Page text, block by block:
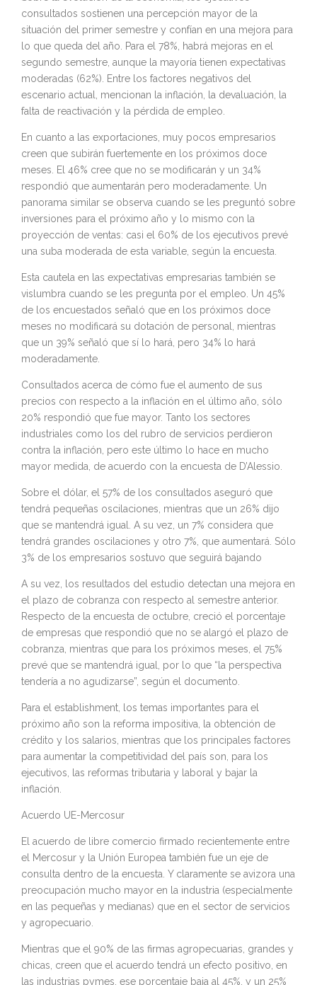
consultados sostienen una percepción mayor de la
situación del primer semestre y confían en una mejora para
lo que queda del año. Para el 78%, habrá mejoras en el
segundo semestre, aunque la mayoría tienen expectativas
moderadas (62%). Entre los factores negativos del
escenario actual, mencionan la inflación, la devaluación, la
falta de reactivación y la pérdida de empleo.
En cuanto a las exportaciones, muy pocos empresarios
creen que subirán fuertemente en los próximos doce
meses. El 46% cree que no se modificarán y un 34%
respondió que aumentarán pero moderadamente. Un
panorama similar se observa cuando se les preguntó sobre
inversiones para el próximo año y lo mismo con la
proyección de ventas: casi el 60% de los ejecutivos prevé
una suba moderada de esta variable, según la encuesta.
Esta cautela en las expectativas empresarias también se
vislumbra cuando se les pregunta por el empleo. Un 45%
de los encuestados señaló que en los próximos doce
meses no modificará su dotación de personal, mientras
que un 39% señaló que sí lo hará, pero 34% lo hará
moderadamente.
Consultados acerca de cómo fue el aumento de sus
precios con respecto a la inflación en el último año, sólo
20% respondió que fue mayor. Tanto los sectores
industriales como los del rubro de servicios perdieron
contra la inflación, pero este último lo hace en mucho
mayor medida, de acuerdo con la encuesta de D’Alessio.
Sobre el dólar, el 57% de los consultados aseguró que
tendrá pequeñas oscilaciones, mientras que un 26% dijo
que se mantendrá igual. A su vez, un 7% considera que
tendrá grandes oscilaciones y otro 7%, que aumentará. Sólo
3% de los empresarios sostuvo que seguirá bajando
A su vez, los resultados del estudio detectan una mejora en
el plazo de cobranza con respecto al semestre anterior.
Respecto de la encuesta de octubre, creció el porcentaje
de empresas que respondió que no se alargó el plazo de
cobranza, mientras que para los próximos meses, el 75%
prevé que se mantendrá igual, por lo que “la perspectiva
tendería a no agudizarse”, según el documento.
Para el establishment, los temas importantes para el
próximo año son la reforma impositiva, la obtención de
crédito y los salarios, mientras que los principales factores
para aumentar la competitividad del país son, para los
ejecutivos, las reformas tributaria y laboral y bajar la
inflación.
Acuerdo UE-Mercosur
El acuerdo de libre comercio firmado recientemente entre
el Mercosur y la Unión Europea también fue un eje de
consulta dentro de la encuesta. Y claramente se avizora una
preocupación mucho mayor en la industria (especialmente
en las pequeñas y medianas) que en el sector de servicios
y agropecuario.
Mientras que el 90% de las firmas agropecuarias, grandes y
chicas, creen que el acuerdo tendrá un efecto positivo, en
las industrias pymes, ese porcentaje baja al 45%, y un 25%